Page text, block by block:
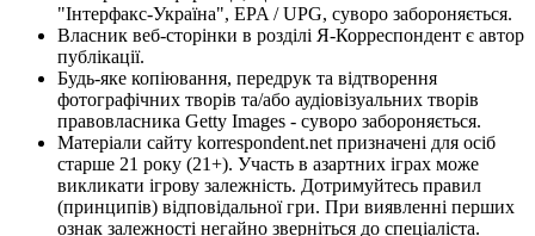
"Інтерфакс-Україна", EPA / UPG, суворо забороняється.
Власник веб-сторінки в розділі Я-Корреспондент є автор
публікації.
Будь-яке копіювання, передрук та відтворення
фотографічних творів та/або аудіовізуальних творів
правовласника Getty Images - суворо забороняється.
Матеріали сайту korrespondent.net призначені для осіб
старше 21 року (21+). Участь в азартних іграх може
викликати ігрову залежність. Дотримуйтесь правил
(принципів) відповідальної гри. При виявленні перших
ознак залежності негайно зверніться до спеціаліста.